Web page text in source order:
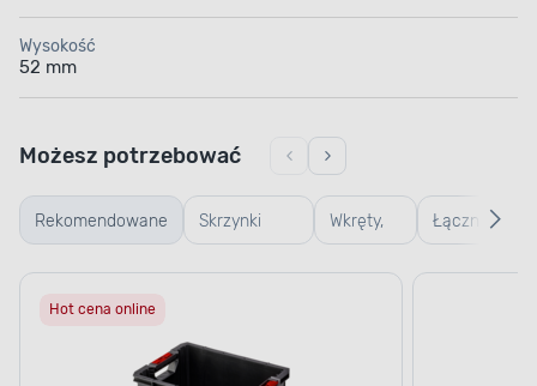
Wysokość
52 mm
Rekomendowane Skrzynki
warsztatowe
Wkręty,
gwoździe
Łączniki,
kątowniki,
Możesz potrzebować
Hot cena online